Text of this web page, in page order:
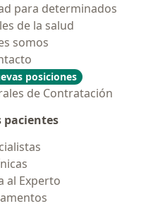
para determinados
de la salud
somos
posiciones
de Contratación
pacientes
al Experto